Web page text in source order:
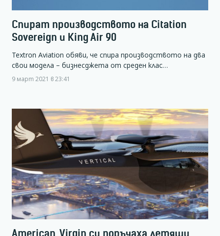
Спират производството на Citation
Sovereign и King Air 90
Textron Aviation обяви, че спира производството на два
свои модела – бизнесджета от среден клас…
9 март 2021 в 23:41
American, Virgin си поръчаха летящи